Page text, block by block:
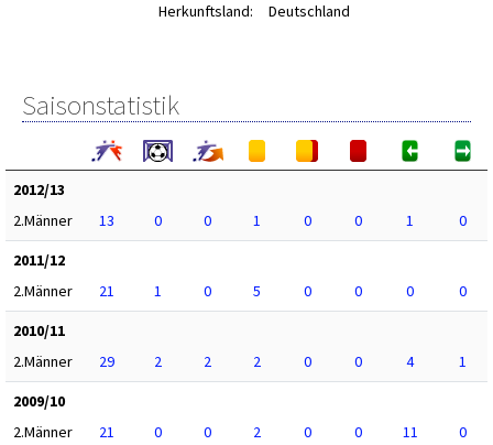
Herkunftsland:
Deutschland
Saisonstatistik
2012/13
2.Männer
13 0 0 1 0 0 1
0
2011/12
2.Männer
21 1 0 5 0 0 0
0
2010/11
2.Männer
29 2 2 2 0 0 4
1
2009/10
2.Männer
21 0 0 2 0 0 11
0